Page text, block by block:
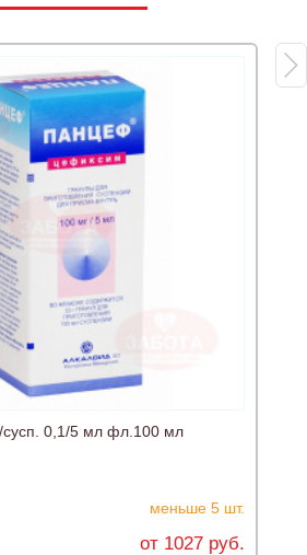
0,1/5 мл фл.100 мл
меньше 5 шт.
от 1027 руб.